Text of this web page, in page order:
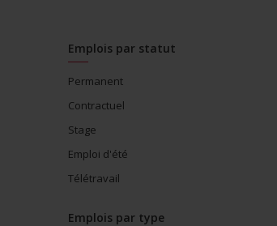
Emplois par statut
Permanent
Contractuel
Stage
Emploi d'été
Télétravail
Emplois par type